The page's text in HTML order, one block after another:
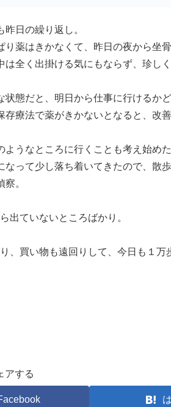
昨日の繰り返し。
り薬はきかなくて、昨日の夜から坐
は全く出掛ける気にもならず、珍し
状態だと、明日から仕事に行けるか
存療法で薬がきかないとなると、改
ようなところに行くことも考え始めた
なって少し落ち着いてきたので、散
察。
出ていないところばかり。
、買い物も遠回りして、今日も１万
アする